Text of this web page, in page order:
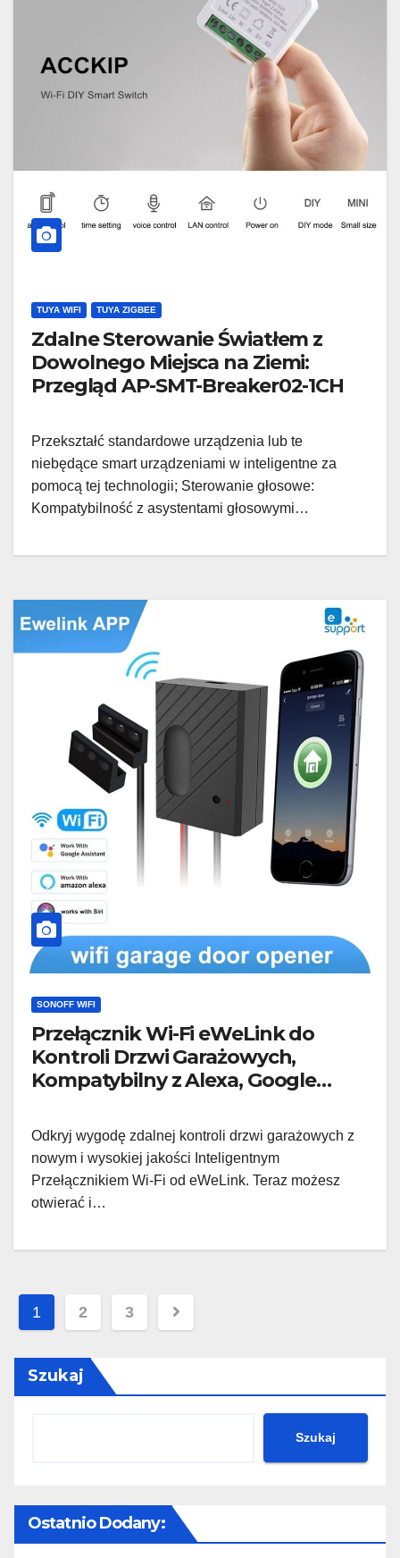
TUYA WIFI TUYA ZIGBEE
Zdalne Sterowanie Światłem z
Dowolnego Miejsca na Ziemi:
Przegląd AP-SMT-Breaker02-1CH
Przekształć standardowe urządzenia lub te
niebędące smart urządzeniami w inteligentne za
pomocą tej technologii; Sterowanie głosowe:
Kompatybilność z asystentami głosowymi…
SONOFF WIFI
Przełącznik Wi-Fi eWeLink do
Kontroli Drzwi Garażowych,
Kompatybilny z Alexa, Google
Odkryj wygodę zdalnej kontroli drzwi garażowych z
nowym i wysokiej jakości Inteligentnym
Przełącznikiem Wi-Fi od eWeLink. Teraz możesz
otwierać i…
Stronicowanie
wpisów
1 2 3
Szukaj
Szukaj
Ostatnio Dodany: